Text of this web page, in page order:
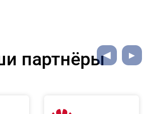
партнёры